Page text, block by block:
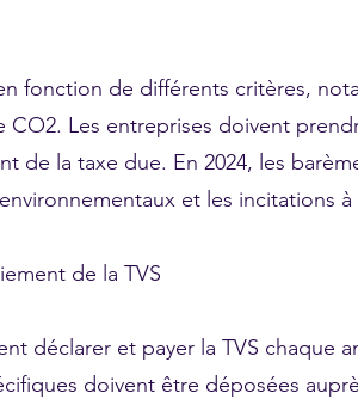
fonction de différents critères,
CO2. Les entreprises doivent
de la taxe due. En 2024, les
et les incitations
de la TVS
déclarer et payer la TVS chaque
doivent être déposées